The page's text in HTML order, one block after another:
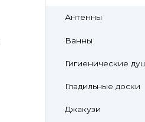
Антенны
Ванны
Гигиенические
Гладильные доски
Джакузи